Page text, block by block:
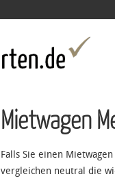
Mietwagen
Falls Sie einen
vergleichen neutral die